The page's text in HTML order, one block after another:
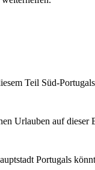
Teil Süd-
Urlauben auf dieser
Portugals